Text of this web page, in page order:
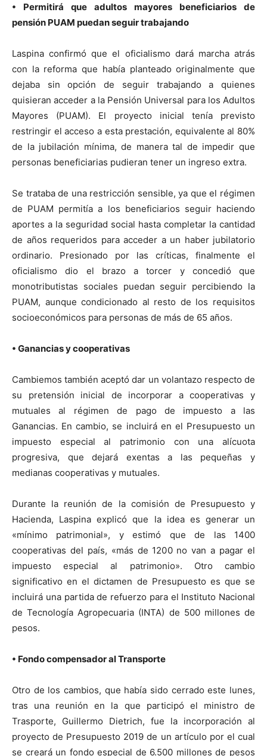
• Permitirá que adultos mayores beneficiarios de
pensión PUAM puedan seguir trabajando
Laspina confirmó que el oficialismo dará marcha atrás
con la reforma que había planteado originalmente que
dejaba sin opción de seguir trabajando a quienes
quisieran acceder a la Pensión Universal para los Adultos
Mayores (PUAM). El proyecto inicial tenía previsto
restringir el acceso a esta prestación, equivalente al 80%
de la jubilación mínima, de manera tal de impedir que
personas beneficiarias pudieran tener un ingreso extra.
Se trataba de una restricción sensible, ya que el régimen
de PUAM permitía a los beneficiarios seguir haciendo
aportes a la seguridad social hasta completar la cantidad
de años requeridos para acceder a un haber jubilatorio
ordinario. Presionado por las críticas, finalmente el
oficialismo dio el brazo a torcer y concedió que
monotributistas sociales puedan seguir percibiendo la
PUAM, aunque condicionado al resto de los requisitos
socioeconómicos para personas de más de 65 años.
• Ganancias y cooperativas
Cambiemos también aceptó dar un volantazo respecto de
su pretensión inicial de incorporar a cooperativas y
mutuales al régimen de pago de impuesto a las
Ganancias. En cambio, se incluirá en el Presupuesto un
impuesto especial al patrimonio con una alícuota
progresiva, que dejará exentas a las pequeñas y
medianas cooperativas y mutuales.
Durante la reunión de la comisión de Presupuesto y
Hacienda, Laspina explicó que la idea es generar un
«mínimo patrimonial», y estimó que de las 1400
cooperativas del país, «más de 1200 no van a pagar el
impuesto especial al patrimonio». Otro cambio
significativo en el dictamen de Presupuesto es que se
incluirá una partida de refuerzo para el Instituto Nacional
de Tecnología Agropecuaria (INTA) de 500 millones de
pesos.
• Fondo compensador al Transporte
Otro de los cambios, que había sido cerrado este lunes,
tras una reunión en la que participó el ministro de
Trasporte, Guillermo Dietrich, fue la incorporación al
proyecto de Presupuesto 2019 de un artículo por el cual
se creará un fondo especial de 6.500 millones de pesos